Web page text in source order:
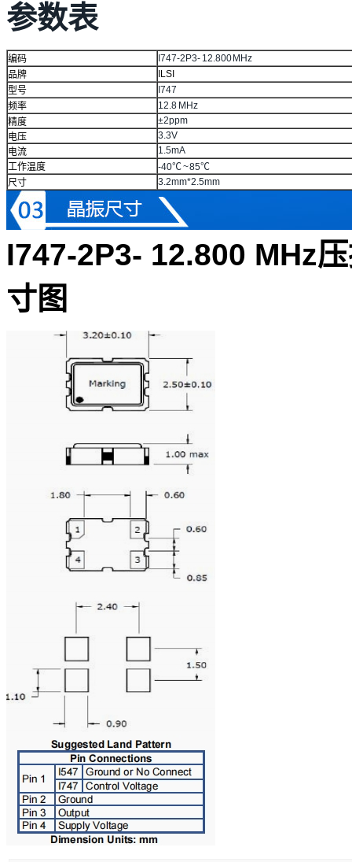
参数表
编码
I747-2P3- 12.800 MHz
品牌
ILSI
型号
I747
频率
12.8 MHz
精度
±2ppm
电压
3.3V
电流
1.5mA
工作温度
-40℃ ~ 85℃
尺寸
3.2mm*2.5mm
I747-2P3- 12.800 MHz
寸图